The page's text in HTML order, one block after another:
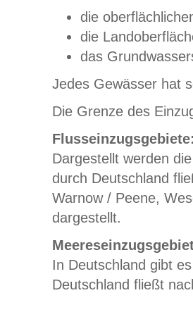
die
die
das
Jedes Gewässer hat
Die Grenze des
Dargestellt werden
durch Deutschland
Warnow / Peene,
dargestellt.
In Deutschland gibt
Deutschland fließt